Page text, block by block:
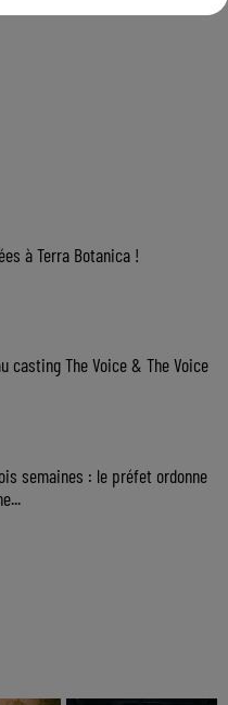
à Terra Botanica !
casting The Voice & The Voice
semaines : le préfet ordonne